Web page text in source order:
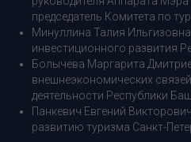
председатель Комитета по
Минуллина Талия
инвестиционного развития
Болычева Маргарита
внешнеэкономических
деятельности Республики
Панкевич Евгений
развитию туризма Санкт-